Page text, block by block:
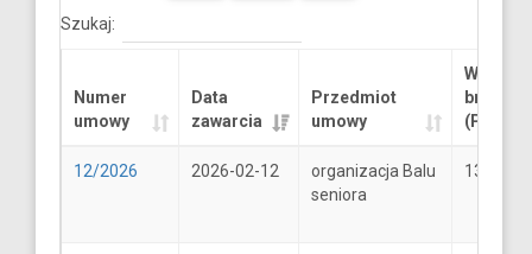
Szukaj:
Numer
umowy
Data
zawarcia
Przedmiot
umowy
Wartość
brutto
(PLN)
12/2026 2026-02-12
organizacja Balu
seniora
13289.6